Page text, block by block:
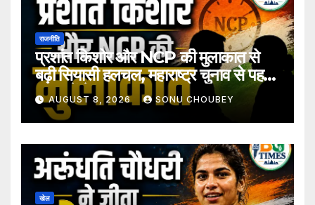
राजनीति
प्रशांत किशोर और NCP की मुलाकात से
बढ़ी सियासी हलचल, महाराष्ट्र चुनाव से पहले
अटकलें तेज
AUGUST 8, 2026 SONU CHOUBEY
खेल